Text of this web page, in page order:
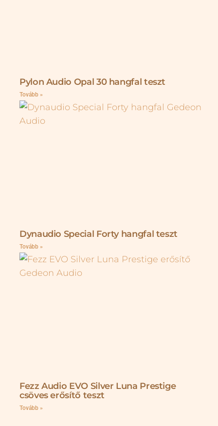
Pylon Audio Opal 30 hangfal teszt
Tovább »
Dynaudio Special Forty hangfal teszt
Tovább »
Fezz Audio EVO Silver Luna Prestige
csöves erősítő teszt
Tovább »